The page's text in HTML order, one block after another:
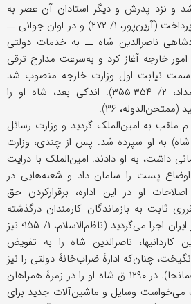
شد و نزد پدرش و دیگر استادان آن عصر به
تحصیل دانشهـای متداول پرداخت (آرین‌پور، ۱/ ۲۷۲) و در اوان جوانی ــ
ناصرالدین شاه ــ به خدمات دولتی
خارجه آغاز کرد و به‌سرعت مدارج ترقی
۱۹سالگی به سمت نیابت اول وزارت خارجه منصوب شد
(ممتحن‌الدوله، همانجا؛ بامداد، ۲/ ۳۵۴-۳۵۵). اندکی بعد، شاه او را
۳۶).
میرزا علی در ۱۲۹۰ ق/ ۱۸۷۳ م ملقب به امین‌الملک گردید و وزارت رسائل
به او سپرده شد. پس از چندی، وزارت
داشت، به او دادند. امین‌الملک با درایت
پست را سامان داد و شعبه‌هایی در
او در این اداره، برقرارکردن حق
ثابت به بازماندگان کارمندان درگذشته
بود که برای نخستین ‌بار در ایران اجرا می‌گردید (ناظم‌الاسلام، ۱/ ۱۵۵؛ نیز
۳۶). این کاردانیها، ناصرالدین شاه را به تفویض
چنان‌که ادارۀ ضراب‌خانۀ دولتی را نیز
به او واگذار کرد (آرین‌پور، همانجا). در ۱۲۹۰ ق شاه او را در زمرۀ همراهان
می‌خواست وسایل و ماشین‌آلات جدید برای